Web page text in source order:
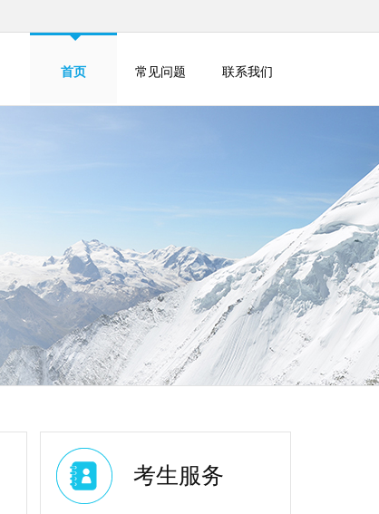
首页 常见问题 联系我们
考生服务